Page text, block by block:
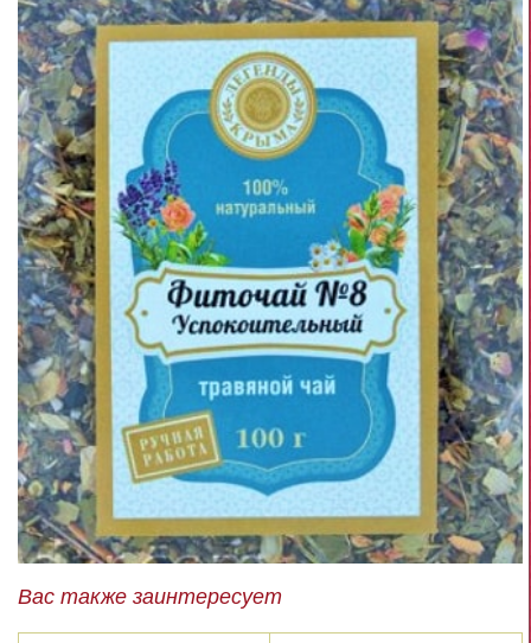
Вас также заинтересует